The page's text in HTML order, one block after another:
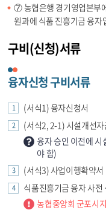
⑦ 농협은행 경기영업본부
원과에 식품 진흥기금 융자
구비(신청)서류
융자신청 구비서류
(서식1) 융자신청서
(서식2, 2-1) 시설개선
융자 승인 이전에
야 함)
(서식3) 사업이행확약서
식품진흥기금 융자 사전
농협중앙회 군포시